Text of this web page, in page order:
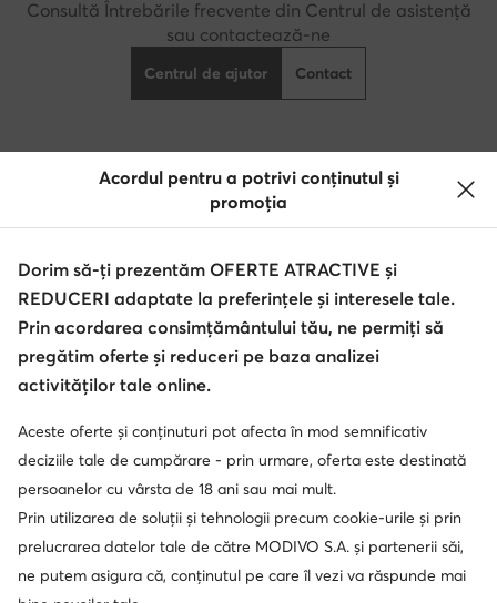
Consultă Întrebările frecvente din Centrul de asistență
sau contactează-ne
Centrul de ajutor Contact
Descărcă aplicația
Serviciu clienți
Despre noi
Informații
Acordul pentru a potrivi conținutul și
promoția
Dorim să-ți prezentăm OFERTE ATRACTIVE și
REDUCERI adaptate la preferințele și interesele tale.
Prin acordarea consimțământului tău, ne permiți să
pregătim oferte și reduceri pe baza analizei
activităților tale online.
Aceste oferte și conținuturi pot afecta în mod semnificativ
deciziile tale de cumpărare - prin urmare, oferta este destinată
persoanelor cu vârsta de 18 ani sau mai mult.
Prin utilizarea de soluții și tehnologii precum cookie-urile și prin
prelucrarea datelor tale de către MODIVO S.A. și partenerii săi,
ne putem asigura că, conținutul pe care îl vezi va răspunde mai